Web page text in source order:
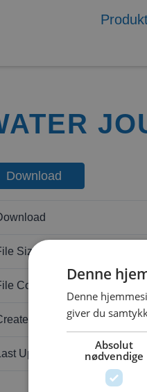
Download
Size
Count
Date
Updated
Denne
Denne
giver du
Absolut
nødvendige